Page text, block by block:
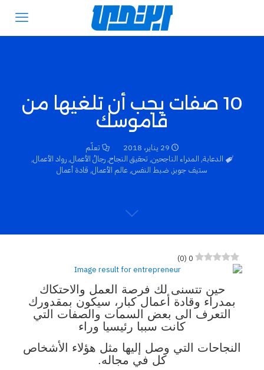
10 صفات يجب أن تلغيها من
قاموسك
29 يناير، 2018
تعلّم
الدعابة, المدراء الناجحين, تحقيق النجاح, رجالُ الأعمال, رواد الأعمال,
ستيف جوبز, ضبط النفس, عالم الأعمال, قادة أعمال
0
(
0
)
حين تتسنى لك فرصة العمل والاحتكاك
بمدراء وقادة أعمال كبار، سيكون بمقدورك
التعرف الى بعض السمات والصفات التي
كانت سببا رئيسيا وراء
النجاحات التي وصل إليها مثل هؤلاء الأشخاص
كل في مجاله.